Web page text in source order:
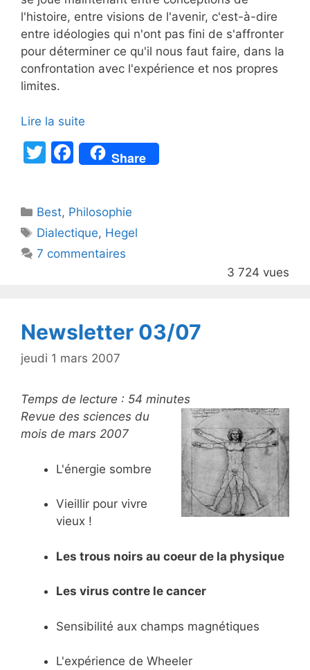
l'histoire, entre visions de l'avenir, c'est-à-dire
entre idéologies qui n'ont pas fini de s'affronter
pour déterminer ce qu'il nous faut faire, dans la
confrontation avec l'expérience et nos propres
limites.
Lire la suite
T
er
F
a
e
b
o
Share
Catégories
Best, Philosophie
Étiquettes
Dialectique, Hegel
7 commentaires
3 724 vues
Newsletter 03/07
jeudi 1 mars 2007
Temps de lecture : 54 minutes
Revue des sciences du
mois de mars 2007
L'énergie sombre
Vieillir pour vivre
vieux !
Les trous noirs au coeur de la physique
Les virus contre le cancer
Sensibilité aux champs magnétiques
L'expérience de Wheeler